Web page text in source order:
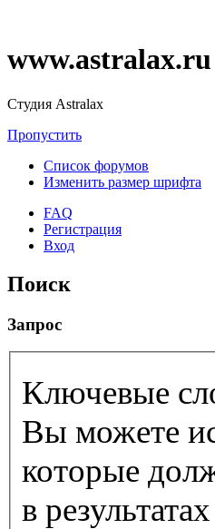
www.astralax.ru
Студия Astralax
Пропустить
Список форумов
Изменить размер шрифта
FAQ
Регистрация
Вход
Поиск
Запрос
Ключевые
Вы можете
которые
в